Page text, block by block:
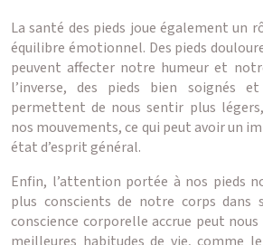
La santé des pieds joue également un
équilibre émotionnel. Des pieds
peuvent affecter notre humeur et
l’inverse, des pieds bien soignés
permettent de nous sentir plus
nos mouvements, ce qui peut avoir un
état d’esprit général.
Enfin, l’attention portée à nos pieds
plus conscients de notre corps dans
conscience corporelle accrue peut